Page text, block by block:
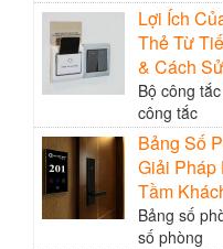
Lợi Ích
Thẻ Từ
& Cách
Bộ công
công tắc
Bảng Số
Giải Pháp
Tầm
Bảng số
số phòng